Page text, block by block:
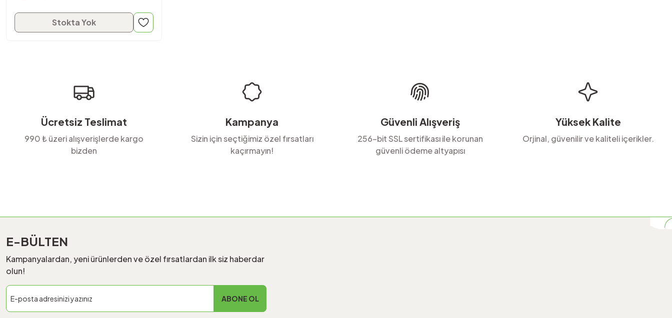
Stokta Yok
Ücretsiz Teslimat
990 ₺ üzeri alışverişlerde kargo
bizden
Kampanya
Sizin için seçtiğimiz özel fırsatları
kaçırmayın!
Güvenli Alışveriş
256-bit SSL sertifikası ile korunan
güvenli ödeme altyapısı
Yüksek Kalite
Orjinal, güvenilir ve kaliteli içerikler.
E-BÜLTEN
Kampanyalardan, yeni ürünlerden ve özel fırsatlardan ilk siz haberdar
olun!
ABONE OL